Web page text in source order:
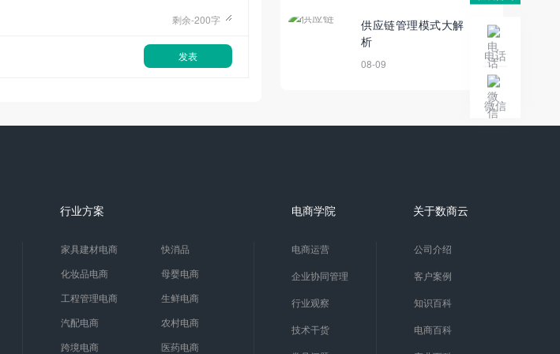
剩余-200字
发表
供应链管理模式大解
析
08-09
行业方案
家具建材电商
快消品
化妆品电商
母婴电商
工程管理电商
生鲜电商
汽配电商
农村电商
跨境电商
医药电商
电商学院
电商运营
企业协同管理
行业观察
技术干货
关于数商云
公司介绍
客户案例
知识百科
电商百科
电话
微信